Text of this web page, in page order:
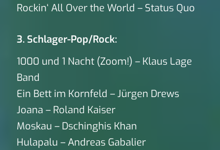
Rockin‘ All Over the World – Status Quo
3. Schlager-Pop/Rock:
1000 und 1 Nacht (Zoom!) – Klaus Lage
Band
Ein Bett im Kornfeld – Jürgen Drews
Joana – Roland Kaiser
Moskau – Dschinghis Khan
Hulapalu – Andreas Gabalier